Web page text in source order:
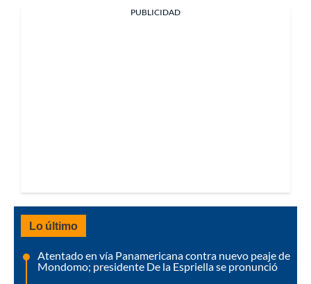
PUBLICIDAD
Lo último
Atentado en vía Panamericana contra nuevo peaje de
Mondomo; presidente De la Espriella se pronunció